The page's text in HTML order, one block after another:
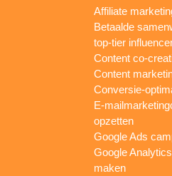
Affiliate
Betaalde
top-tier
Content co-
Content
Conversie-
E-
opzetten
Google Ads
Google
maken